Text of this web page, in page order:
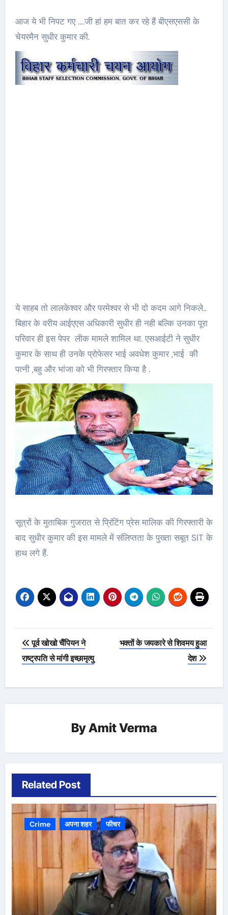
आज ये भी निपट गए ….जी हां हम बात कर रहे हैं बीएसएससी के
चेयरमैन सुधीर कुमार की.
ये साहब तो लालकेश्वर और परमेश्वर से भी दो कदम आगे निकले..
बिहार के वरीय आईएएस अधिकारी सुधीर ही नही बल्कि उनका पूरा
परिवार ही इस पेपर लीक मामले शामिल था. एसआईटी ने सुधीर
कुमार के साथ ही उनके प्रोफेसर भाई अवधेश कुमार ,भाई की
पत्नी ,बहु और भांजा को भी गिरफ्तार किया है .
सूत्रों के मुताबिक गुजरात से प्रिंटिंग प्रेस मालिक की गिरफ्तारी के
बाद सुधीर कुमार की इस मामले में संलिप्तता के पुख्ता सबूत SIT के
हाथ लगे हैं.
Post
navigation
पूर्व खोखो चैंपियन ने
राष्ट्रपति से मांगी इच्छामृत्यु
भक्तों के जयकारे से शिवमय हुआ
देश
ByAmit Verma
Related Post
Crime अपना शहर फीचर